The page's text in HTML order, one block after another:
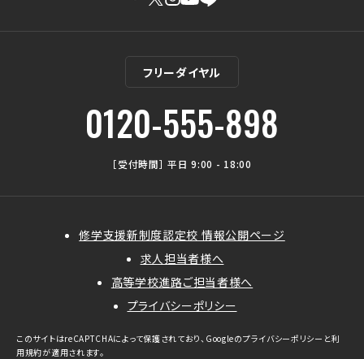
フリーダイヤル
0120-555-898
［受付時間］ 平日 9:00 - 18:00
修学支援新制度認定校 情報公開ページ
求人担当者様へ
高等学校進路ご担当者様へ
プライバシーポリシー
このサイトはreCAPTCHAによって保護されており、Googleのプライバシーポリシー と利
用規約が適用されます。